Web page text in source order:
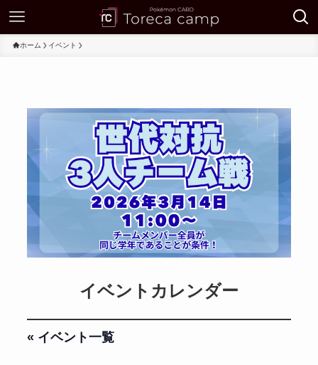
ホーム イベント
イベントカレンダー
« イベント一覧